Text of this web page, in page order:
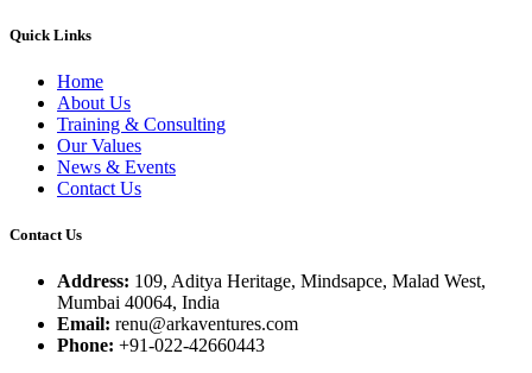
Quick Links
Home
About Us
Training & Consulting
Our Values
News & Events
Contact Us
Contact Us
Address: 109, Aditya Heritage, Mindsapce, Malad West,
Mumbai 40064, India
Email: renu@arkaventures.com
Phone: +91-022-42660443